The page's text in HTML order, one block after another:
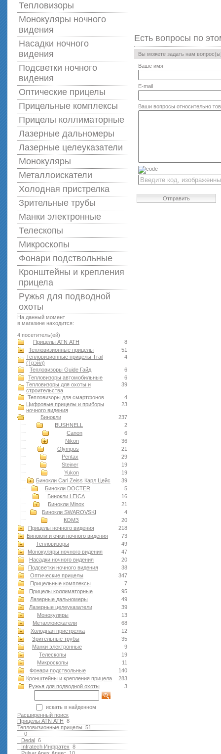
Тепловизоры
Монокуляры ночного
видения
Насадки ночного
видения
Подсветки ночного
видения
Оптические прицелы
Прицельные комплексы
Прицелы коллиматорные
Лазерные дальномеры
Лазерные целеуказатели
Монокуляры
Металлоискатели
Холодная пристрелка
Зрительные трубы
Манки электронные
Телескопы
Микроскопы
Фонари подствольные
Кронштейны и крепления
прицела
Ружья для подводной
оxоты
На данный момент
в магазине находится:
4 посетитель(ей)
8
Прицелы ATN АТН
51
Тепловизионные прицелы
4
Тепловизионные прицелы Trail
(Трэйл)
6
Тепловизоры Guide Гайд
6
Тепловизоры автомобильные
39
Тепловизоры для охоты и
строительства
4
Тепловизоры для смартфонов
23
Цифровые прицелы и приборы
ночного видения
237
Бинокли
2
BUSHNELL
6
Canon
36
Nikon
21
Olympus
29
Pentax
19
Steiner
19
Yukon
39
Бинокли Carl Zeiss Карл Цейс
5
Бинокли DOCTER
16
Бинокли LEICA
21
Бинокли Minox
4
Бинокли SWAROVSKI
20
КОМЗ
218
Прицелы ночного видения
73
Бинокли и очки ночного видения
49
Тепловизоры
47
Монокуляры ночного видения
20
Насадки ночного видения
38
Подсветки ночного видения
347
Оптические прицелы
7
Прицельные комплексы
95
Прицелы коллиматорные
49
Лазерные дальномеры
39
Лазерные целеуказатели
13
Монокуляры
68
Металлоискатели
12
Холодная пристрелка
35
Зрительные трубы
9
Манки электронные
19
Телескопы
11
Микроскопы
140
Фонари подствольные
283
Кронштейны и крепления прицела
3
Ружья для подводной оxоты
искать в найденном
Расширенный поиск
8
Прицелы ATN АТН
51
Тепловизионные прицелы
0
6
Dedal
8
Infratech Инфратех
Есть вопросы по
Вы можете задать нам
Ваше имя
E-mail
Ваши вопросы относительно
Отправить